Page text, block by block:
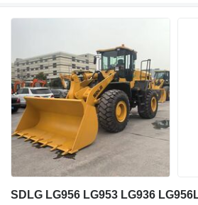
SDLG LG956 LG953 LG936